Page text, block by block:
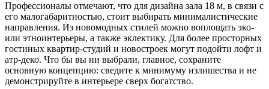
Профессионалы отмечают, что для дизайна зала 18 м, в связи с
его малогабаритностью, стоит выбирать минималистические
направления. Из новомодных стилей можно воплощать эко-
или этноинтерьеры, а также эклектику. Для более просторных
гостиных квартир-студий и новостроек могут подойти лофт и
атр-деко. Что бы вы ни выбрали, главное, сохраните
основную концепцию: сведите к минимуму излишества и не
демонстрируйте в интерьере сверх богатство.